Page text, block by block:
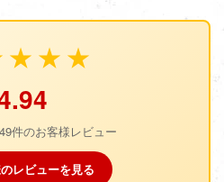
件のお客様レビュー
レビューを見る